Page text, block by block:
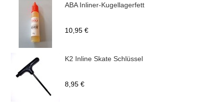
ABA Inliner-Kugellagerfett
10,95 €
K2 Inline Skate Schlüssel
8,95 €